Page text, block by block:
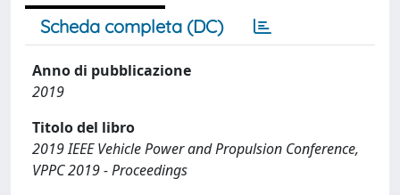
Scheda completa (DC)
Anno di pubblicazione
2019
Titolo del libro
2019 IEEE Vehicle Power and Propulsion Conference,
VPPC 2019 - Proceedings